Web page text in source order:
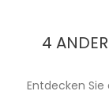
4
Entdecken